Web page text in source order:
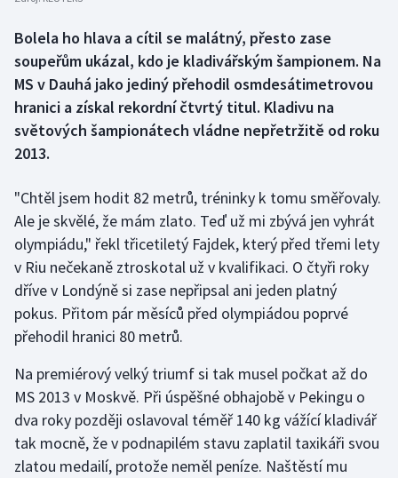
Boby a skeleton
Box
Curling
Cyklistika
Dostihy
Florbal
Futsal
Gymnastika
Házená
Bolela ho hlava a cítil se malátný, přesto zase
soupeřům ukázal, kdo je kladivářským šampionem. Na
MS v Dauhá jako jediný přehodil osmdesátimetrovou
hranici a získal rekordní čtvrtý titul. Kladivu na
světových šampionátech vládne nepřetržitě od roku
2013.
"Chtěl jsem hodit 82 metrů, tréninky k tomu směřovaly.
Ale je skvělé, že mám zlato. Teď už mi zbývá jen vyhrát
olympiádu," řekl třicetiletý Fajdek, který před třemi lety
v Riu nečekaně ztroskotal už v kvalifikaci. O čtyři roky
dříve v Londýně si zase nepřipsal ani jeden platný
pokus. Přitom pár měsíců před olympiádou poprvé
přehodil hranici 80 metrů.
Na premiérový velký triumf si tak musel počkat až do
MS 2013 v Moskvě. Při úspěšné obhajobě v Pekingu o
dva roky později oslavoval téměř 140 kg vážící kladivář
tak mocně, že v podnapilém stavu zaplatil taxikáři svou
zlatou medailí, protože neměl peníze. Naštěstí mu